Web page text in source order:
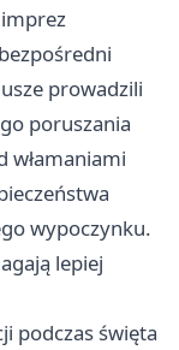
prowadzili
poruszania
włamaniami
wypoczynku.
lepiej
podczas święta